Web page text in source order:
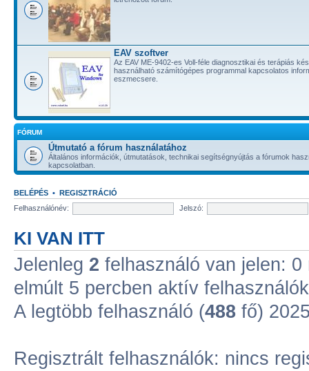
EAV szoftver
Az EAV ME-9402-es Voll-féle diagnosztikai és terápiás
használható számítógépes programmal kapcsolatos
eszmecsere.
FÓRUM
Útmutató a fórum használatához
Általános információk, útmutatások, technikai segítségnyújtás a fórumok
kapcsolatban.
BELÉPÉS • REGISZTRÁCIÓ
Felhasználónév:
Jelszó:
KI VAN ITT
Jelenleg 2 felhasználó van jelen:
elmúlt 5 percben aktív
A legtöbb felhasználó (488 fő)
Regisztrált felhasználók: nincs